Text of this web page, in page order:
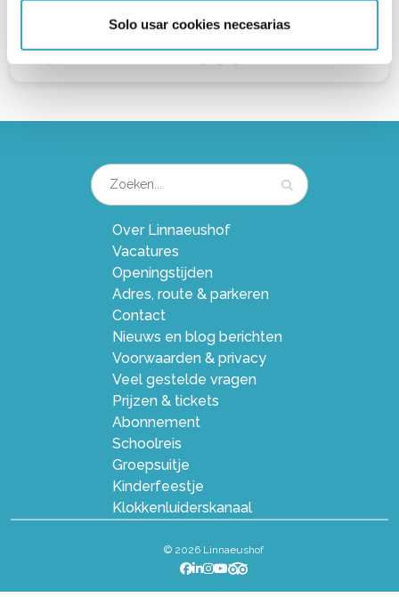
Solo usar cookies necesarias
Over Linnaeushof
Vacatures
Openingstijden
Adres, route & parkeren
Contact
Nieuws en blog berichten
Voorwaarden & privacy
Veel gestelde vragen
Prijzen & tickets
Abonnement
Schoolreis
Groepsuitje
Kinderfeestje
Klokkenluiderskanaal
© 2026 Linnaeushof